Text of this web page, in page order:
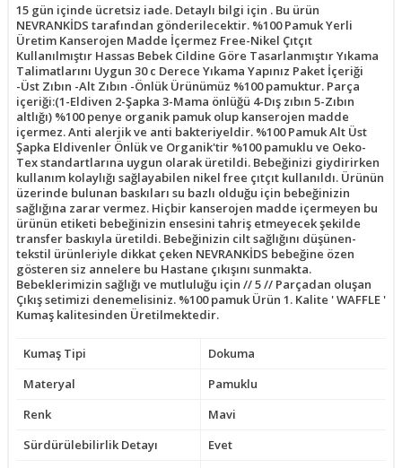
15 gün içinde ücretsiz iade. Detaylı bilgi için . Bu ürün
NEVRANKİDS tarafından gönderilecektir. %100 Pamuk Yerli
Üretim Kanserojen Madde İçermez Free-Nikel Çıtçıt
Kullanılmıştır Hassas Bebek Cildine Göre Tasarlanmıştır Yıkama
Talimatlarını Uygun 30 c Derece Yıkama Yapınız Paket İçeriği
-Üst Zıbın -Alt Zıbın -Önlük Ürünümüz %100 pamuktur. Parça
içeriği:(1-Eldiven 2-Şapka 3-Mama önlüğü 4-Dış zıbın 5-Zıbın
altlığı) %100 penye organik pamuk olup kanserojen madde
içermez. Anti alerjik ve anti bakteriyeldir. %100 Pamuk Alt Üst
Şapka Eldivenler Önlük ve Organik'tir %100 pamuklu ve Oeko-
Tex standartlarına uygun olarak üretildi. Bebeğinizi giydirirken
kullanım kolaylığı sağlayabilen nikel free çıtçıt kullanıldı. Ürünün
üzerinde bulunan baskıları su bazlı olduğu için bebeğinizin
sağlığına zarar vermez. Hiçbir kanserojen madde içermeyen bu
ürünün etiketi bebeğinizin ensesini tahriş etmeyecek şekilde
transfer baskıyla üretildi. Bebeğinizin cilt sağlığını düşünen-
tekstil ürünleriyle dikkat çeken NEVRANKİDS bebeğine özen
gösteren siz annelere bu Hastane çıkışını sunmakta.
Bebeklerimizin sağlığı ve mutluluğu için // 5 // Parçadan oluşan
Çıkış setimizi denemelisiniz. %100 pamuk Ürün 1. Kalite ' WAFFLE '
Kumaş kalitesinden Üretilmektedir.
Kumaş Tipi
Dokuma
Materyal
Pamuklu
Renk
Mavi
Sürdürülebilirlik Detayı
Evet